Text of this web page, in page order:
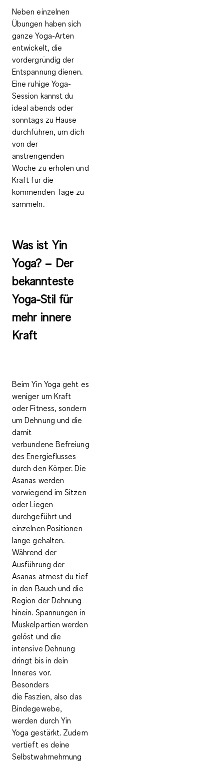
Neben einzelnen
Übungen haben sich
ganze Yoga-Arten
entwickelt, die
vordergründig der
Entspannung dienen.
Eine ruhige Yoga-
Session kannst du
ideal abends oder
sonntags zu Hause
durchführen, um dich
von der
anstrengenden
Woche zu erholen und
Kraft für die
kommenden Tage zu
sammeln.
Was ist Yin
Yoga? – Der
bekannteste
Yoga-Stil für
mehr innere
Kraft
Beim Yin Yoga geht es
weniger um Kraft
oder Fitness, sondern
umDehnung und die
damit
verbundene Befreiung
des Energieflusses
durch den Körper. Die
Asanas werden
vorwiegend im Sitzen
oder Liegen
durchgeführt und
einzelnen Positionen
lange gehalten.
Während der
Ausführung der
Asanas atmest du tief
in den Bauch und die
Region der Dehnung
hinein. Spannungen in
Muskelpartien werden
gelöst und die
intensive Dehnung
dringt bis in dein
Inneres vor.
Besonders
dieFaszien, also das
Bindegewebe,
werden durch Yin
Yoga gestärkt. Zudem
vertieft es deine
Selbstwahrnehmung